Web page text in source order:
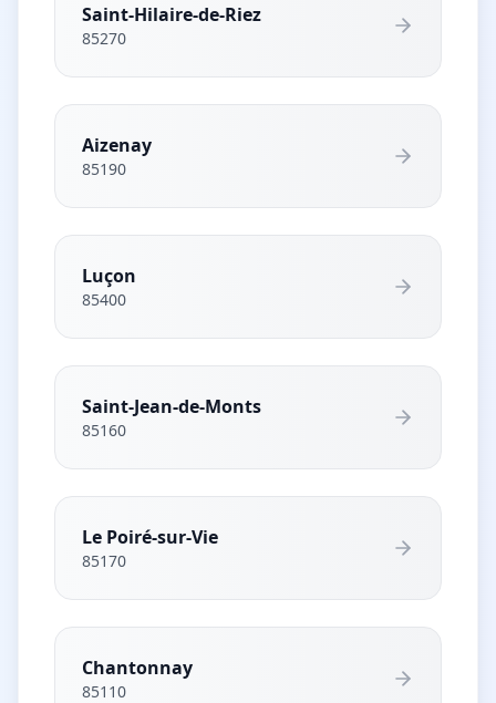
Saint-Hilaire-de-Riez
85270
Aizenay
85190
Luçon
85400
Saint-Jean-de-Monts
85160
Le Poiré-sur-Vie
85170
Chantonnay
85110